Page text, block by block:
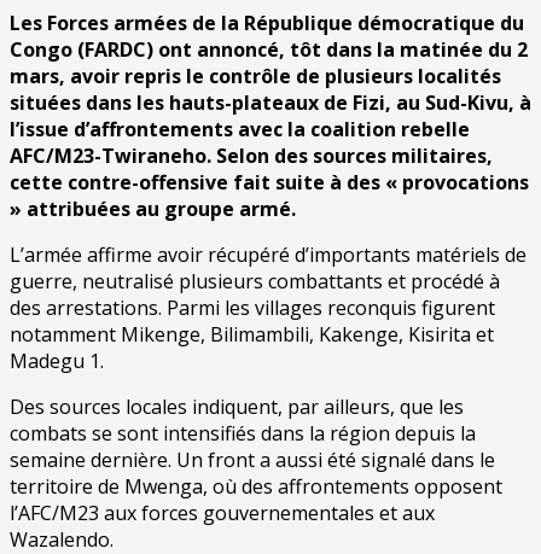
Les Forces armées de la République démocratique du
Congo (FARDC) ont annoncé, tôt dans la matinée du 2
mars, avoir repris le contrôle de plusieurs localités
situées dans les hauts-plateaux de Fizi, au Sud-Kivu, à
l’issue d’affrontements avec la coalition rebelle
AFC/M23-Twiraneho. Selon des sources militaires,
cette contre-offensive fait suite à des « provocations
» attribuées au groupe armé.
L’armée affirme avoir récupéré d’importants matériels de
guerre, neutralisé plusieurs combattants et procédé à
des arrestations. Parmi les villages reconquis figurent
notamment Mikenge, Bilimambili, Kakenge, Kisirita et
Madegu 1.
Des sources locales indiquent, par ailleurs, que les
combats se sont intensifiés dans la région depuis la
semaine dernière. Un front a aussi été signalé dans le
territoire de Mwenga, où des affrontements opposent
l’AFC/M23 aux forces gouvernementales et aux
Wazalendo.